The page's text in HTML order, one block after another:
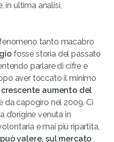
in ultima analisi,
tanto macabro
fosse storia del passato
parlare di cifre e
aver toccato il minimo
crescente aumento del
da capogiro nel 2009. Ci
d’origine venuta in
e mai più ripartita,
valere, sul mercato